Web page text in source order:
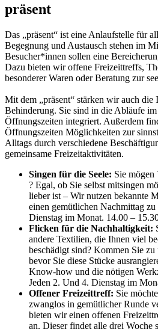
präsent
Das „präsent“ ist eine Anlaufstelle für
Begegnung und Austausch stehen im
Besucher*innen sollen eine
Dazu bieten wir offene Freizeittreffs,
besonderer Waren oder Beratung zur
Mit dem „präsent“ stärken wir auch
Behinderung. Sie sind in die Abläufe
Öffnungszeiten integriert. Außerdem
Öffnungszeiten Möglichkeiten zur
Alltags durch verschiedene
gemeinsame Freizeitaktivitäten.
Singen für die Seele: Sie
? Egal, ob Sie selbst mitsingen
lieber ist – Wir nutzen bekannte
einen gemütlichen Nachmittag
Dienstag im Monat. 14.00 –
Flicken für die Nachhaltigkeit:
andere Textilien, die Ihnen viel
beschädigt sind? Kommen Sie
bevor Sie diese Stücke
Know-how und die nötigen
Jeden 2. Und 4. Dienstag im
Offener Freizeittreff: Sie
zwanglos in gemütlicher Runde
bieten wir einen offenen
an. Dieser findet alle drei Woche